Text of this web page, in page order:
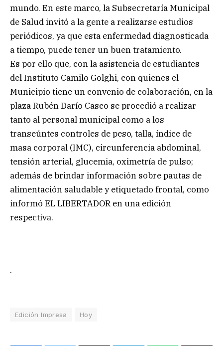
mundo. En este marco, la Subsecretaría Municipal
de Salud invitó a la gente a realizarse estudios
periódicos, ya que esta enfermedad diagnosticada
a tiempo, puede tener un buen tratamiento.
Es por ello que, con la asistencia de estudiantes
del Instituto Camilo Golghi, con quienes el
Municipio tiene un convenio de colaboración, en la
plaza Rubén Darío Casco se procedió a realizar
tanto al personal municipal como a los
transeúntes controles de peso, talla, índice de
masa corporal (IMC), circunferencia abdominal,
tensión arterial, glucemia, oximetría de pulso;
además de brindar información sobre pautas de
alimentación saludable y etiquetado frontal, como
informó EL LIBERTADOR en una edición
respectiva.
.
Edición Impresa Hoy